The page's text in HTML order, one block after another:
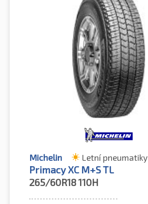
Michelin Letní pneumatiky
Primacy XC M+S TL
265/60R18110H